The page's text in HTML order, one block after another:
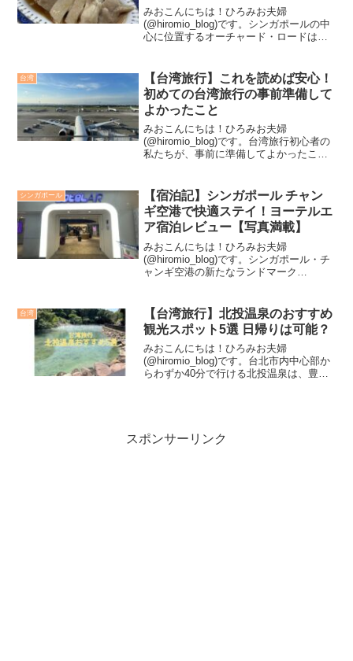
メ土産！
みおこんにちは！ひろみお夫婦
(@hiromio_blog)です。シンガポールの中
心に位置するオーチャード・ロードは、
を連ねる、まさにショッピング天国！で
も、オーチャード...
台湾
【台湾旅行】これを読めば安心！
初めての台湾旅行の事前準備して
よかったこと
みおこんにちは！ひろみお夫婦
(@hiromio_blog)です。台湾旅行初心者の
私たちが、事前に準備してよかったこと
いです！パスポート残存期間の確認日本
国パスポートの保...
シンガポール
【宿泊記】シンガポール チャン
ギ空港で快適ステイ！ヨーテルエ
ア宿泊レビュー【写真満載】
みおこんにちは！ひろみお夫婦
(@hiromio_blog)です。シンガポール・チ
ャンギ空港の新たなランドマーク
ャンギエアポート アット ジュエル」。今
回は、こ...
台湾
【台湾旅行】北投温泉のおすすめ
観光スポット5選 日帰りは可能？
みおこんにちは！ひろみお夫婦
(@hiromio_blog)です。台北市内中心部か
らわずか40分で行ける北投温泉は、豊か
スポンサーリンク